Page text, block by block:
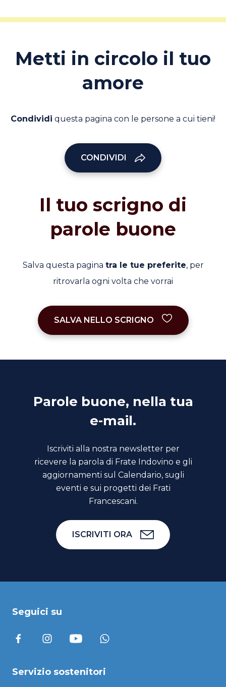
Metti in circolo il tuo
amore
Condividi questa pagina con le persone a cui tieni!
CONDIVIDI
Il tuo scrigno di
parole buone
Salva questa pagina tra le tue preferite, per
ritrovarla ogni volta che vorrai
SALVA NELLO SCRIGNO
Parole buone, nella tua
e-mail.
Iscriviti alla nostra newsletter per
ricevere la parola di Frate Indovino e gli
aggiornamenti sul Calendario, sugli
eventi e sui progetti dei Frati
Francescani.
ISCRIVITI ORA
Seguici su
Servizio sostenitori